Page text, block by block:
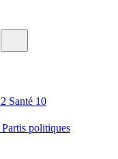
2 Santé 10
Partis politiques